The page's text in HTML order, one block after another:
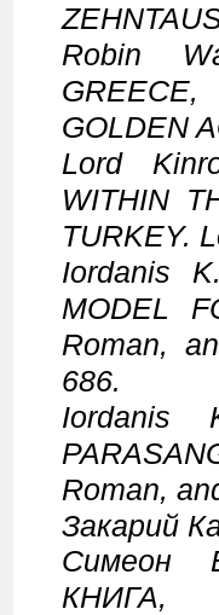
Robin
GOLDEN
Lord
WITHIN
TURKEY.
Iordanis
MODEL
Roman,
686.
Iordanis
Roman,
Закарий
Симеон